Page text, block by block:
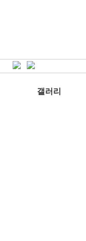
갤러리